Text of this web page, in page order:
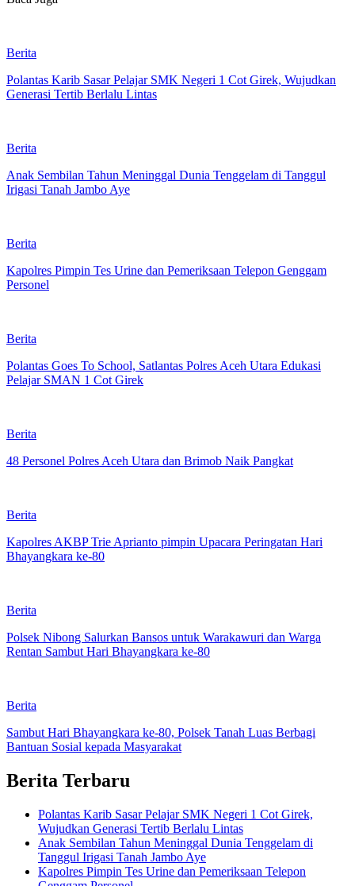
Berita
Polantas Karib Sasar Pelajar SMK Negeri 1 Cot Girek, Wujudkan
Generasi Tertib Berlalu Lintas
Berita
Anak Sembilan Tahun Meninggal Dunia Tenggelam di Tanggul
Irigasi Tanah Jambo Aye
Berita
Kapolres Pimpin Tes Urine dan Pemeriksaan Telepon Genggam
Personel
Berita
Polantas Goes To School, Satlantas Polres Aceh Utara Edukasi
Pelajar SMAN 1 Cot Girek
Berita
48 Personel Polres Aceh Utara dan Brimob Naik Pangkat
Berita
Kapolres AKBP Trie Aprianto pimpin Upacara Peringatan Hari
Bhayangkara ke-80
Berita
Polsek Nibong Salurkan Bansos untuk Warakawuri dan Warga
Rentan Sambut Hari Bhayangkara ke-80
Berita
Sambut Hari Bhayangkara ke-80, Polsek Tanah Luas Berbagi
Bantuan Sosial kepada Masyarakat
Berita Terbaru
Polantas Karib Sasar Pelajar SMK Negeri 1 Cot Girek,
Wujudkan Generasi Tertib Berlalu Lintas
Anak Sembilan Tahun Meninggal Dunia Tenggelam di
Tanggul Irigasi Tanah Jambo Aye
Kapolres Pimpin Tes Urine dan Pemeriksaan Telepon